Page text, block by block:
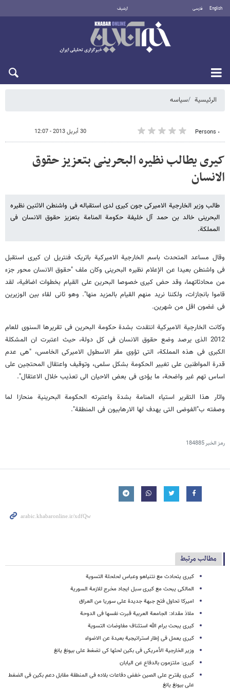
English فارسی أرشيف
الرئيسية سیاسه
٠ Persons 30 أبريل 2013 - 12:07
کیری یطالب نظیره البحرینی بتعزیز حقوق
الانسان
طالب وزیر الخارجیة الامیرکی جون کیری لدى استقباله فی واشنطن الاثنین نظیره
البحرینی خالد بن حمد آل خلیفة حکومة المنامة بتعزیز حقوق الانسان فی
المملکة.
وقال مساعد المتحدث باسم الخارجیة الامیرکیة باتریک فنتریل ان کیری استقبل
فی واشنطن بعیدا عن الإعلام نظیره البحرینی وکان ملف "حقوق الانسان محور جزء
من محادثاتهما، وقد حض کیری خصوصا البحرین على القیام بخطوات اضافیة، لقد
قاموا بانجازات، ولکننا نرید منهم القیام بالمزید منها". وهو ثانی لقاء بین الوزیرین
فی غضون اقل من شهرین.
وکانت الخارجیة الامیرکیة انتقدت بشدة حکومة البحرین فی تقریرها السنوی للعام
2012 الذی یرصد وضع حقوق الانسان فی کل دولة، حیث اعتبرت ان المشکلة
الکبرى فی هذه المملکة، التی تؤوی مقر الاسطول الامیرکی الخامس، "هی عدم
قدرة المواطنین على تغییر الحکومة بشکل سلمی، وتوقیف واعتقال المحتجین على
اساس تهم غیر واضحة، ما یؤدی فی بعض الاحیان الى تعذیب خلال الاعتقال".
واثار هذا التقریر استیاء المنامة بشدة واعتبرته الحکومة البحرینیة منحازا لما
وصفته ب"الفوضى التی یهدف لها الارهابیون فی المنطقة".
رمز الخبر184885
مطالب مرتبط
کیری یتحادث مع نتنیاهو وعباس لحلحلة التسویة
المالکی یبحث مع کیری سبل ایجاد مخرج للازمة السوریة
امیرکا تحاول فتح جبهة جدیدة على سوریا من العراق
ملاذ مقداد: الجامعة العربیة قبرت نفسها فی الدوحة
کیری یبحث برام الله استئناف مفاوضات التسویة
کیری یعمل فی إطار استراتیجیة بعیدة عن الاضواء
وزیر الخارجیة الأمریکی فی بکین لحثها کی تضغط على بیونغ یانغ
کیری: ملتزمون بالدفاع عن الیابان
کیری یقترح على الصین خفض دفاعات بلاده فی المنطقة مقابل دعم بکین فی الضغط
على بیونغ یانغ